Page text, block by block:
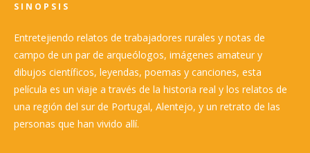
SINOPSIS
Entretejiendo relatos de trabajadores rurales y notas de
campo de un par de arqueólogos, imágenes amateur y
dibujos científicos, leyendas, poemas y canciones, esta
película es un viaje a través de la historia real y los relatos de
una región del sur de Portugal, Alentejo, y un retrato de las
personas que han vivido allí.